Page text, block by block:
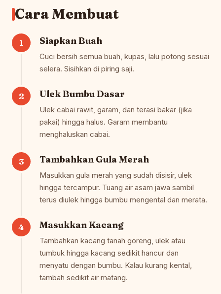
Cara Membuat
Siapkan Buah
Cuci bersih semua buah, kupas, lalu potong sesuai
selera. Sisihkan di piring saji.
Ulek Bumbu Dasar
Ulek cabai rawit, garam, dan terasi bakar (jika
pakai) hingga halus. Garam membantu
menghaluskan cabai.
Tambahkan Gula Merah
Masukkan gula merah yang sudah disisir, ulek
hingga tercampur. Tuang air asam jawa sambil
terus diulek hingga bumbu mengental dan merata.
Masukkan Kacang
Tambahkan kacang tanah goreng, ulek atau
tumbuk hingga kacang sedikit hancur dan
menyatu dengan bumbu. Kalau kurang kental,
tambah sedikit air matang.